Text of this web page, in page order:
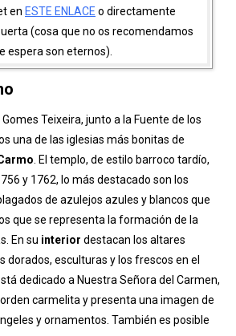
visitar a diario de 10:00h a 20:00h y
en
(cosa que no os recomendamos
espera son eternos).
Teixeira, junto a la Fuente de los
una de las iglesias más bonitas de
. El templo, de estilo barroco tardío,
y 1762, lo más destacado son los
de azulejos azules y blancos que
que se representa la formación de la
En su interiordestacan los altares